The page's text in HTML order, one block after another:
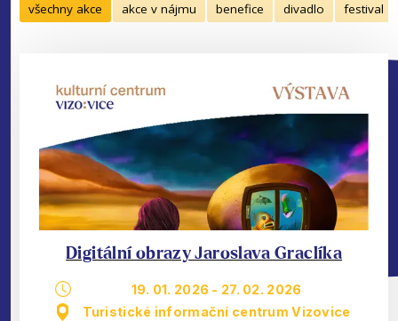
všechny akce
akce v nájmu benefice divadlo festival
Digitální obrazy Jaroslava Graclíka
19. 01. 2026 - 27. 02. 2026
Turistické informační centrum Vizovice